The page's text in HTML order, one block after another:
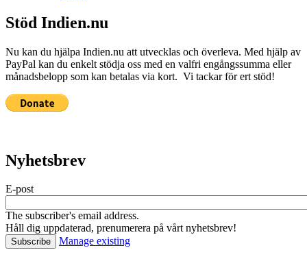
Stöd Indien.nu
Nu kan du hjälpa Indien.nu att utvecklas och överleva. Med hjälp av
PayPal kan du enkelt stödja oss med en valfri engångssumma eller
månadsbelopp som kan betalas via kort. Vi tackar för ert stöd!
Nyhetsbrev
E-post
The subscriber's email address.
Håll dig uppdaterad, prenumerera på vårt nyhetsbrev!
Manage existing